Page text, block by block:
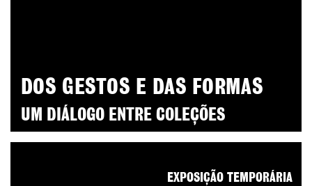
DOS GESTOS E DAS FORMAS
UM DIÁLOGO ENTRE COLEÇÕES
EXPOSIÇÃO TEMPORÁRIA